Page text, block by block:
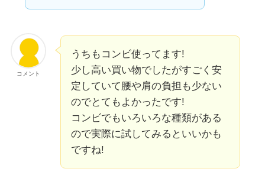
コメント
うちもコンビ使ってます!
少し高い買い物でしたがすごく安
定していて腰や肩の負担も少ない
のでとてもよかったです!
コンビでもいろいろな種類がある
ので実際に試してみるといいかも
ですね!